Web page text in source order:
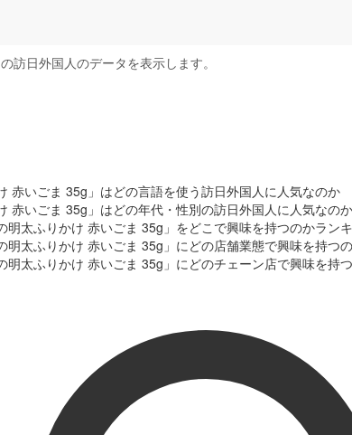
訪日外国人のデータを表示します。
赤いごま 35g」はどの言語を使う訪日外国人に人気なのか
赤いごま 35g」はどの年代・性別の訪日外国人に人気なのか
明太ふりかけ 赤いごま 35g」をどこで興味を持つのかラン
明太ふりかけ 赤いごま 35g」にどの店舗業態で興味を持つ
明太ふりかけ 赤いごま 35g」にどのチェーン店で興味を持